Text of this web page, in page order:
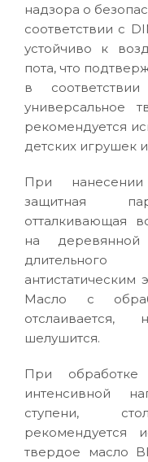
надзора о
соответствии с
устойчиво к
пота, что
в
универсальное
рекомендуется
детских игрушек
При нанесении
защитная
отталкивающая
на
Масло с
отслаивается,
шелушится.
При
интенсивной
ступени,
рекомендуется
твердое масло